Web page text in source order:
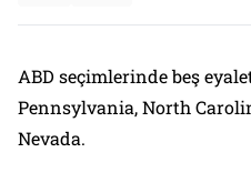
ABD seçimlerinde beş
Pennsylvania, North
Nevada.